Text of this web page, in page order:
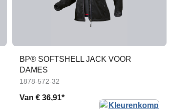
BP® SOFTSHELL JACK VOOR
DAMES
1878-572-32
Van € 36,91*